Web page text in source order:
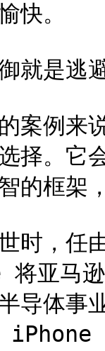
快。
就是逃
案例来
择。它
的框架
世时，
亚马
导体事